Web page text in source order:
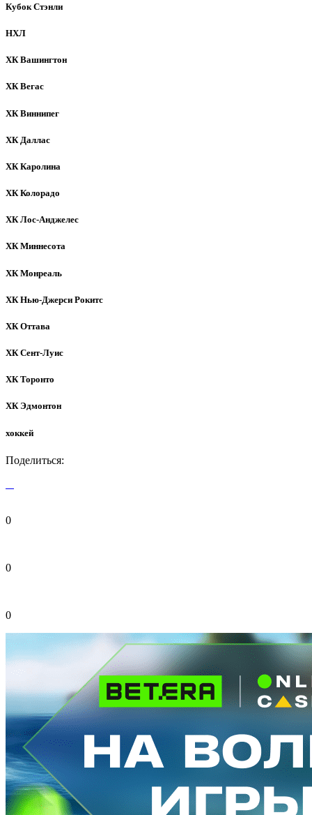
Кубок Стэнли
НХЛ
ХК Вашингтон
ХК Вегас
ХК Виннипег
ХК Даллас
ХК Каролина
ХК Колорадо
ХК Лос-Анджелес
ХК Миннесота
ХК Монреаль
ХК Нью-Джерси Рокитс
ХК Оттава
ХК Сент-Луис
ХК Торонто
ХК Эдмонтон
хоккей
Поделиться:
0
0
0